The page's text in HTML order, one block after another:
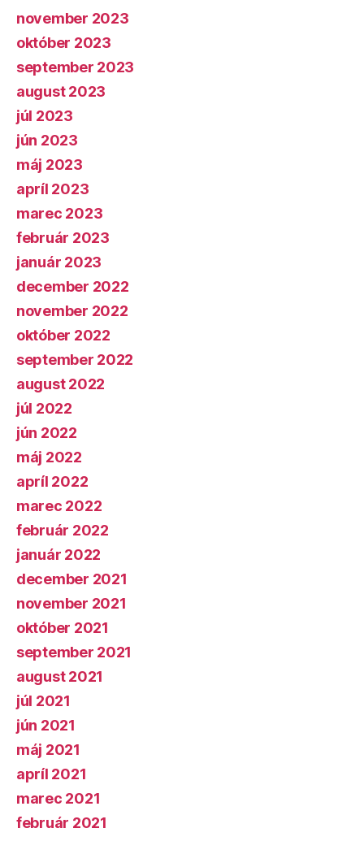
november 2023
október 2023
september 2023
august 2023
júl 2023
jún 2023
máj 2023
apríl 2023
marec 2023
február 2023
január 2023
december 2022
november 2022
október 2022
september 2022
august 2022
júl 2022
jún 2022
máj 2022
apríl 2022
marec 2022
február 2022
január 2022
december 2021
november 2021
október 2021
september 2021
august 2021
júl 2021
jún 2021
máj 2021
apríl 2021
marec 2021
február 2021